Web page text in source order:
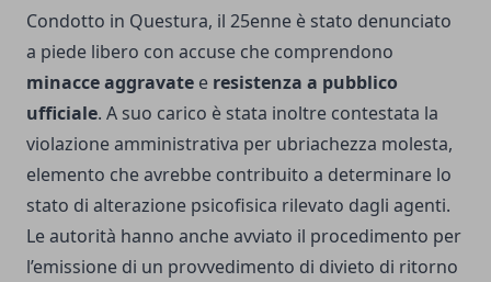
Condotto in Questura, il 25enne è stato denunciato
a piede libero con accuse che comprendono
minacce aggravate e resistenza a pubblico
ufficiale. A suo carico è stata inoltre contestata la
violazione amministrativa per ubriachezza molesta,
elemento che avrebbe contribuito a determinare lo
stato di alterazione psicofisica rilevato dagli agenti.
Le autorità hanno anche avviato il procedimento per
l’emissione di un provvedimento di divieto di ritorno